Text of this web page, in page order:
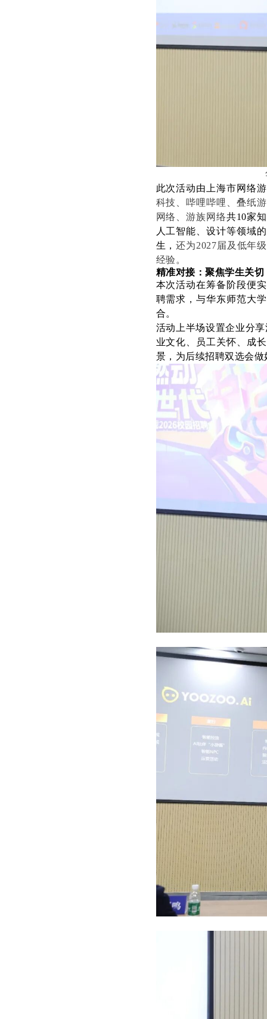
此次活动由上海市网络
科技、哔哩哔哩、叠纸
网络
、游族网络共10家
人工智能、设计等领域
生，还为2027届及低年
经验。
精准对接：聚焦学生关
本次活动在筹备阶段便
聘需求，与华东师范大
合。
活动上半场设置企业分
业文化、员工关怀、成
景，为后续招聘双选会做